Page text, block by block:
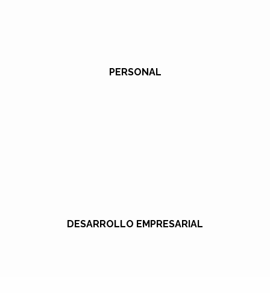
PERSONAL
DESARROLLO EMPRESARIAL